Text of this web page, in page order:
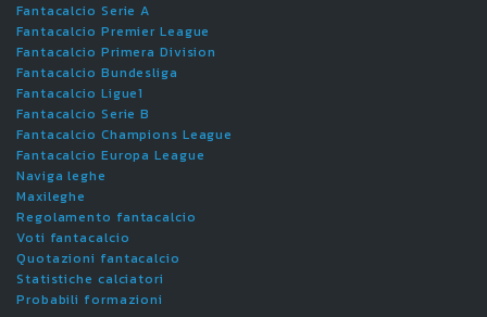
Fantacalcio Serie A
Fantacalcio Premier League
Fantacalcio Primera Division
Fantacalcio Bundesliga
Fantacalcio Ligue1
Fantacalcio Serie B
Fantacalcio Champions League
Fantacalcio Europa League
Naviga leghe
Maxileghe
Regolamento fantacalcio
Voti fantacalcio
Quotazioni fantacalcio
Statistiche calciatori
Probabili formazioni